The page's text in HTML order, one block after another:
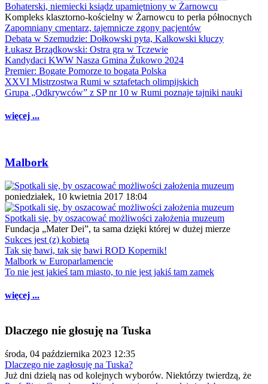
Bohaterski, niemiecki ksiądz upamiętniony w Żarnowcu
Kompleks klasztorno-kościelny w Żarnowcu to perła północnych
Zapomniany cmentarz, tajemnicze zgony pacjentów
Debata w Szemudzie: Dołkowski pyta, Kalkowski kluczy
Łukasz Brządkowski: Ostra gra w Tczewie
Kandydaci KWW Nasza Gmina Żukowo 2024
Premier: Bogate Pomorze to bogata Polska
XXVI Mistrzostwa Rumi w sztafetach olimpijskich
Grupa „Odkrywców” z SP nr 10 w Rumi poznaje tajniki nauki
więcej ...
Malbork
poniedziałek, 10 kwietnia 2017 18:04
Spotkali się, by oszacować możliwości założenia muzeum
Fundacja „Mater Dei”, ta sama dzięki której w dużej mierze
Sukces jest (z) kobietą
Tak się bawi, tak się bawi ROD Kopernik!
Malbork w Europarlamencie
To nie jest jakieś tam miasto, to nie jest jakiś tam zamek
więcej ...
Dlaczego nie głosuję na Tuska
środa, 04 października 2023 12:35
Dlaczego nie zagłosuję na Tuska?
Już dni dzielą nas od kolejnych wyborów. Niektórzy twierdzą, że